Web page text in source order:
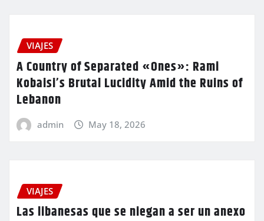
VIAJES
A Country of Separated «Ones»: Rami
Kobaisi’s Brutal Lucidity Amid the Ruins of
Lebanon
admin May 18, 2026
VIAJES
Las libanesas que se niegan a ser un anexo